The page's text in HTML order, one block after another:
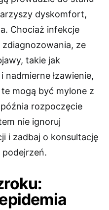
dyskomfort,
Chociaż infekcje
zdiagnozowania, ze
takie jak
łzawienie,
mogą być mylone z
rozpoczęcie
nie ignoruj
i zadbaj o konsultację